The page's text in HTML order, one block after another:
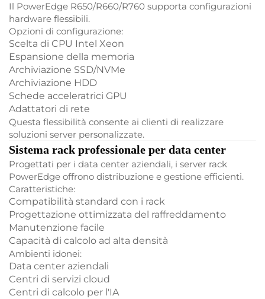
Il PowerEdge R650/R660/R760 supporta configurazioni
hardware flessibili.
Opzioni di configurazione:
Scelta di CPU Intel Xeon
Espansione della memoria
Archiviazione SSD/NVMe
Archiviazione HDD
Schede acceleratrici GPU
Adattatori di rete
Questa flessibilità consente ai clienti di realizzare
soluzioni server personalizzate.
Sistema rack professionale per data center
Progettati per i data center aziendali, i server rack
PowerEdge offrono distribuzione e gestione efficienti.
Caratteristiche:
Compatibilità standard con i rack
Progettazione ottimizzata del raffreddamento
Manutenzione facile
Capacità di calcolo ad alta densità
Ambienti idonei:
Data center aziendali
Centri di servizi cloud
Centri di calcolo per l'IA